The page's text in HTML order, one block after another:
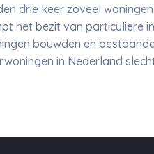
drie keer zoveel
het bezit van particuliere
bouwden en
in Nederland